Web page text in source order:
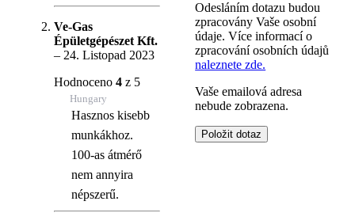
Ve-Gas
Épületgépészet Kft.
– 24. Listopad 2023
Hodnoceno 4 z 5
Hungary
Hasznos kisebb
munkákhoz.
100-as átmérő
nem annyira
népszerű.
Odesláním dotazu budou
zpracovány Vaše osobní
údaje. Více informací o
zpracování osobních údajů
naleznete zde.
Vaše emailová adresa
nebude zobrazena.